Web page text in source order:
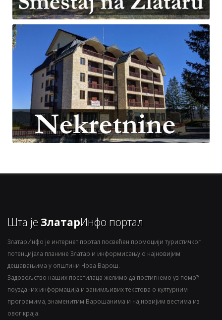
Шта је ЗлатарИнфо портал
ЗлатарИнфо је интернет портал посвећен промоцији туристичког
потенцијала планине Златар и информисању о најновијим
дешавањима у општини Нова Варош.
Задовољство наших посетилаца желимо да постигнемо уз помоћ
поузданих информација и занимљивих текстова о културним
програмима, знаменитим Варошанима и најновијим вестима из
овог краја.